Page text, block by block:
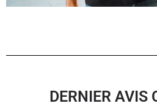
DERNIER AVIS